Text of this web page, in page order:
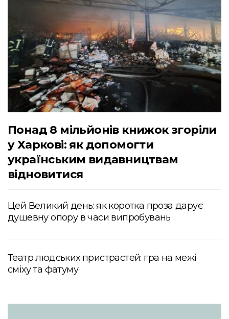
Понад 8 мільйонів книжок згоріли
у Харкові: як допомогти
українським видавництвам
відновитися
Цей Великий день: як коротка проза дарує
душевну опору в часи випробувань
Театр людських пристрастей: гра на межі
сміху та фатуму